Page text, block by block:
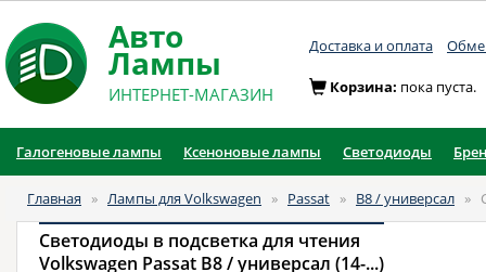
Авто
Лампы
ИНТЕРНЕТ-МАГАЗИН
Доставка и оплата
Корзина: пока пуста.
Галогеновые лампы Ксеноновые лампы Светодиоды
Главная » Лампы для Volkswagen » Passat » B8 / универсал »
Светодиоды в подсветка для чтения
Volkswagen Passat B8 / универсал (14-...)